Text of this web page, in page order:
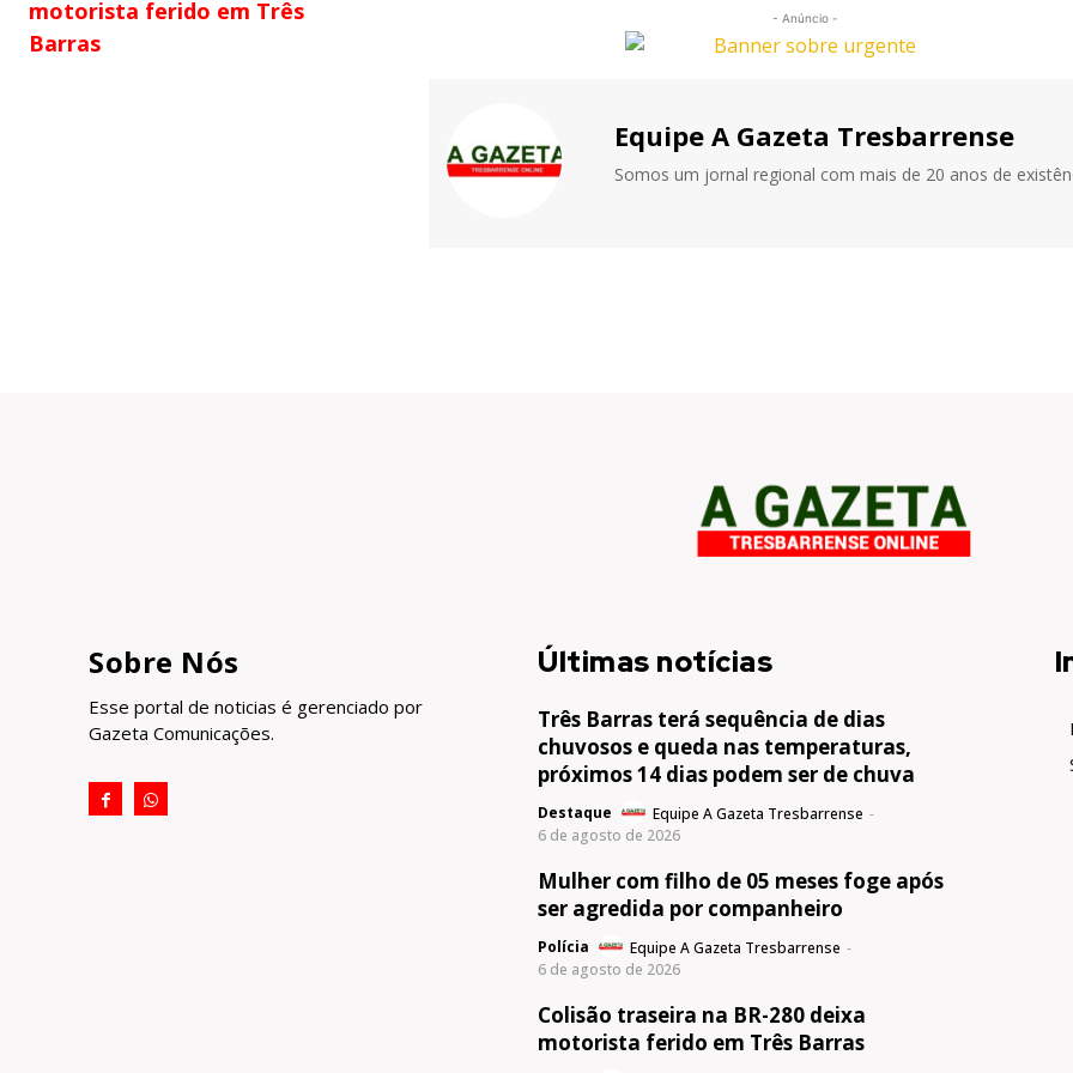
motorista ferido em Três
Barras
- Anúncio -
Equipe A Gazeta Tresbarrense
Somos um jornal regional com mais de 20 anos de
Sobre Nós
Esse portal de noticias é gerenciado por
Gazeta Comunicações.
Últimas notícias
Três Barras terá sequência de dias
chuvosos e queda nas temperaturas,
próximos 14 dias podem ser de chuva
Destaque Equipe A Gazeta Tresbarrense -
6 de agosto de 2026
Mulher com filho de 05 meses foge após
ser agredida por companheiro
Polícia Equipe A Gazeta Tresbarrense -
6 de agosto de 2026
Colisão traseira na BR-280 deixa
motorista ferido em Três Barras